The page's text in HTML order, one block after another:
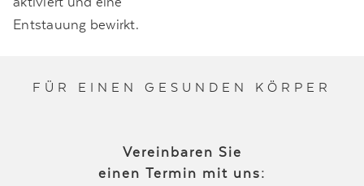
Entstauung bewirkt.
FÜR EINEN GESUNDEN KÖRPER
Vereinbaren Sie
einen Termin mit uns: